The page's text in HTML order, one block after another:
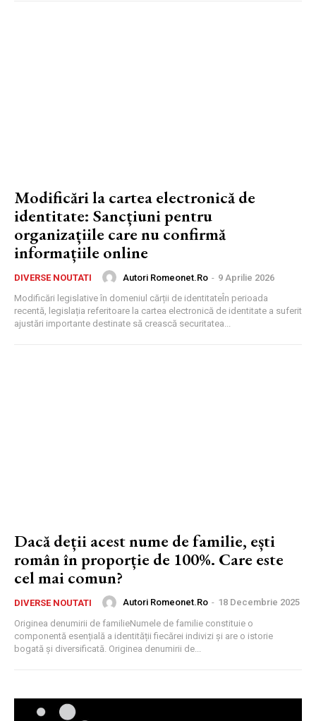
Modificări la cartea electronică de
identitate: Sancțiuni pentru
organizațiile care nu confirmă
informațiile online
DIVERSE NOUTATI Autori Romeonet.ro - 9 Aprilie 2026
Modificări legislative în domeniul cărții de identitateÎn perioada
recentă, legislația referitoare la cartea electronică de identitate a suferit
ajustări importante destinate să crească securitatea...
Dacă deții acest nume de familie, ești
român în proporție de 100%. Care este
cel mai comun?
DIVERSE NOUTATI Autori Romeonet.ro - 18 Decembrie 2025
Originea denumirii de familieNumele de familie constituie o
componentă esențială a identității fiecărei indivizi și are o istorie
bogată și diversificată. Originea denumirii de...